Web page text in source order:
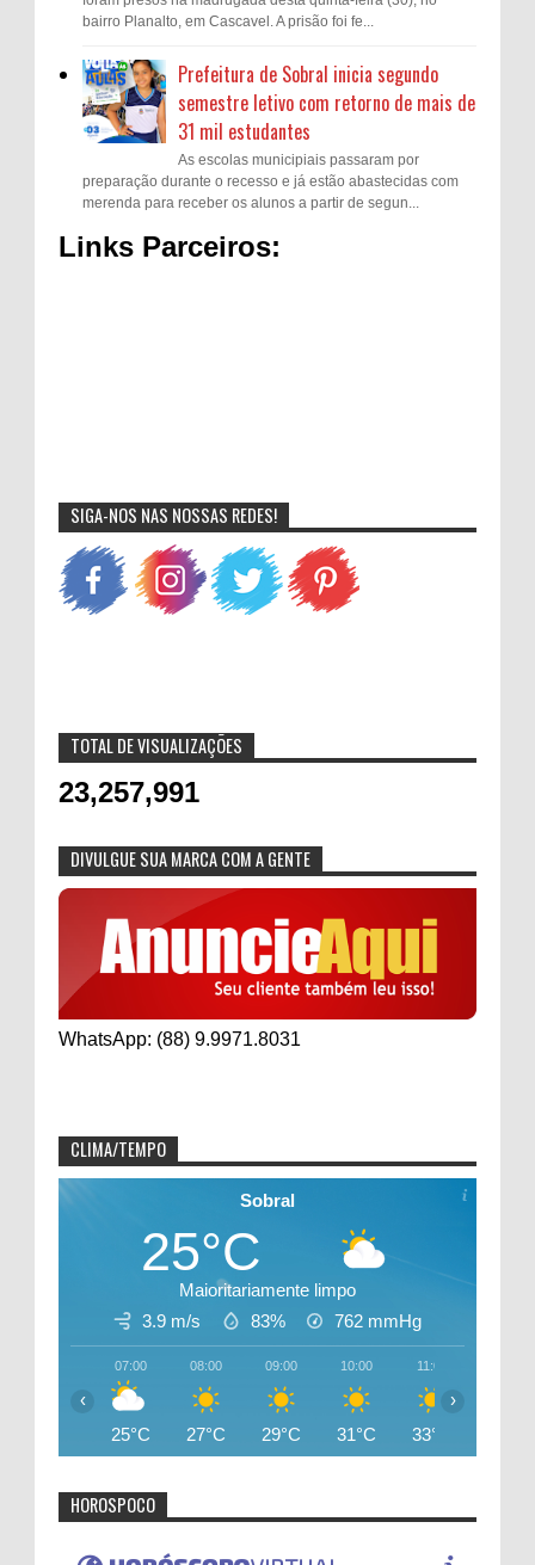
bairro Planalto, em Cascavel. A prisão foi fe...
Prefeitura de Sobral inicia segundo
semestre letivo com retorno de mais de
31 mil estudantes
As escolas municipiais passaram por
preparação durante o recesso e já estão abastecidas com
merenda para receber os alunos a partir de segun...
Links Parceiros:
SIGA-NOS NAS NOSSAS REDES!
TOTAL DE VISUALIZAÇÕES
23,257,991
DIVULGUE SUA MARCA COM A GENTE
WhatsApp: (88) 9.9971.8031
CLIMA/TEMPO
Sobral
25°C
Maioritariamente limpo
3.9 m/s
83% 762 mmHg
07:00
25°C
08:00
27°C
09:00
29°C
10:00
31°C
11:00
33°C
‹ ›
HOROSPOCO